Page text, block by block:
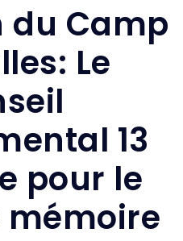
du Camp
Le
13
pour le
mémoire